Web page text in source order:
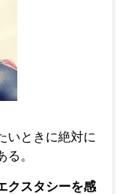
いときに絶対に
。
クスタシーを感